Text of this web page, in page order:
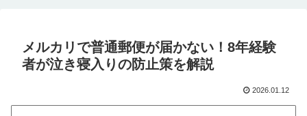
メルカリで普通郵便が届かない！8年経験
者が泣き寝入りの防止策を解説
2026.01.12